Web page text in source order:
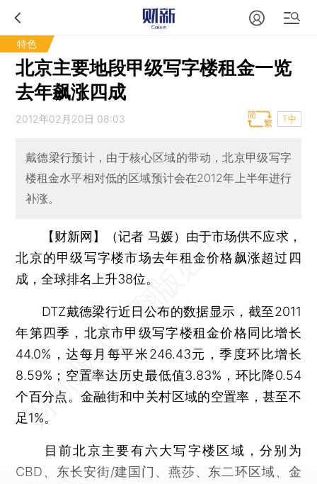
特色
北京主要地段甲级写字楼租金一览
去年飙涨四成
2012年02月20日 08:03 T中
戴德梁行预计，由于核心区域的带动，北京甲级写字
楼租金水平相对低的区域预计会在2012年上半年进行
补涨。
【财新网】（记者 马媛） 由于市场供不应求，
北京的甲级写字楼市场去年租金价格飙涨超过四
成，全球排名上升38位。
DTZ戴德梁行近日公布的数据显示，截至2011
年第四季，北京市甲级写字楼租金价格同比增长
44.0%，达每月每平米246.43元，季度环比增长
8.59%；空置率达历史最低值3.83%，环比降0.54
个百分点。金融街和中关村区域的空置率，甚至不
足1%。
目前北京主要有六大写字楼区域，分别为
CBD、东长安街/建国门、燕莎、东二环区域、金